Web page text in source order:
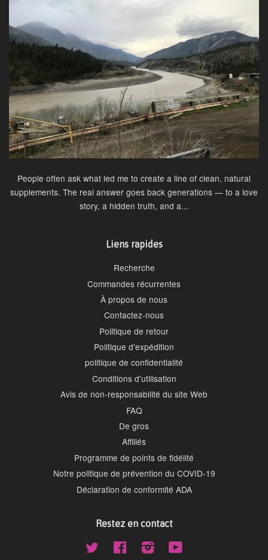
People often ask what led me to create a line of clean, natural
supplements. The real answer goes back generations — to a love
story, a hidden truth, and a...
Liens rapides
Recherche
Commandes récurrentes
À propos de nous
Contactez-nous
Politique de retour
Politique d'expédition
politique de confidentialité
Conditions d'utilisation
Avis de non-responsabilité du site Web
FAQ
De gros
Affiliés
Programme de points de fidélité
Notre politique de prévention du COVID-19
Déclaration de conformité ADA
Restez en contact
Twitter Facebook Instagram